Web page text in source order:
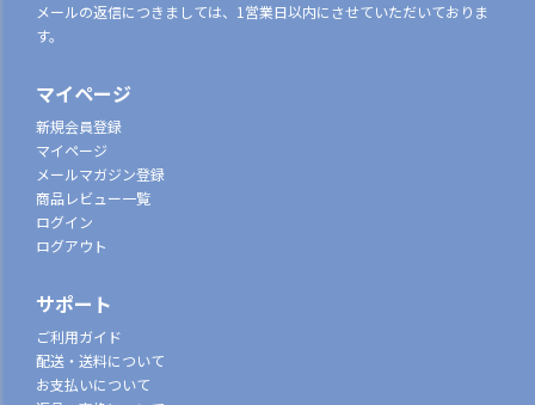
メールの返信につきましては、1営業日以内にさせていただいておりま
す。
マイページ
新規会員登録
マイページ
メールマガジン登録
商品レビュー一覧
ログイン
ログアウト
サポート
ご利用ガイド
配送・送料について
お支払いについて